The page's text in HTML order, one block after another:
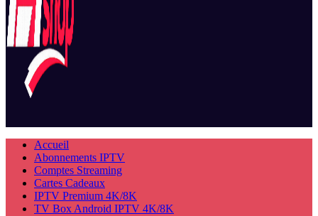
Accueil
Abonnements IPTV
Comptes Streaming
Cartes Cadeaux
IPTV Premium 4K/8K
TV Box Android IPTV 4K/8K